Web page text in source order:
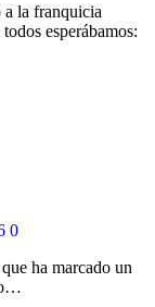
la franquicia
esperábamos:
0
ha marcado un